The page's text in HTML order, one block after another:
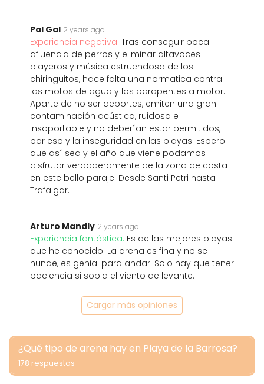
Pal Gal 2 years ago
Experiencia negativa: Tras conseguir poca
afluencia de perros y eliminar altavoces
playeros y música estruendosa de los
chiringuitos, hace falta una normatica contra
las motos de agua y los parapentes a motor.
Aparte de no ser deportes, emiten una gran
contaminación acústica, ruidosa e
insoportable y no deberían estar permitidos,
por eso y la inseguridad en las playas. Espero
que así sea y el año que viene podamos
disfrutar verdaderamente de la zona de costa
en este bello paraje. Desde Santi Petri hasta
Trafalgar.
Arturo Mandly 2 years ago
Experiencia fantástica: Es de las mejores playas
que he conocido. La arena es fina y no se
hunde, es genial para andar. Solo hay que tener
paciencia si sopla el viento de levante.
Cargar más opiniones
¿Qué tipo de arena hay en Playa de la Barrosa?
178 respuestas